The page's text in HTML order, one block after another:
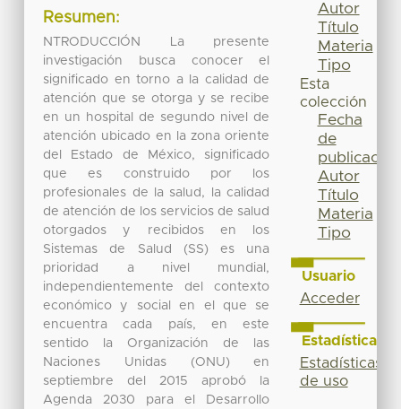
Resumen:
NTRODUCCIÓN La presente
investigación busca conocer el
significado en torno a la calidad de
atención que se otorga y se recibe
en un hospital de segundo nivel de
atención ubicado en la zona oriente
del Estado de México, significado
que es construido por los
profesionales de la salud, la calidad
de atención de los servicios de salud
otorgados y recibidos en los
Sistemas de Salud (SS) es una
prioridad a nivel mundial,
independientemente del contexto
económico y social en el que se
encuentra cada país, en este
sentido la Organización de las
Naciones Unidas (ONU) en
septiembre del 2015 aprobó la
Agenda 2030 para el Desarrollo
Autor
Título
Materia
Tipo
Esta
colección
Fecha
de
publicación
Autor
Título
Materia
Tipo
Usuario
Acceder
Estadísticas
Estadísticas
de uso